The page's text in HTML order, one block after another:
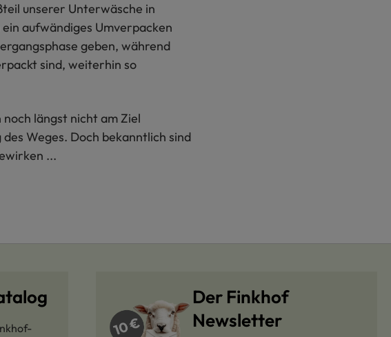
unserer Unterwäsche in
aufwändiges Umverpacken
geben, während
sind, weiterhin so
längst nicht am Ziel
Weges. Doch bekanntlich sind
...
Der Finkhof
Newsletter